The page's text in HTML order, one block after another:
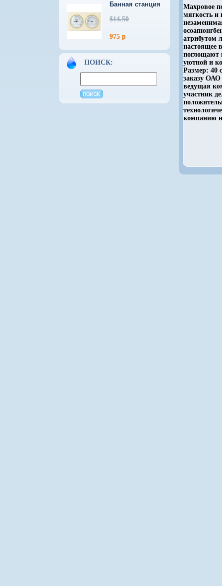
Банная станция
$14.50
975 р
ПОИСК:
Махровое
мягкость и
атрибутом
настоящее
поглощают
уютной и
Размер: 40
заказу
ведущая
участник
компанию